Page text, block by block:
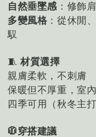
自然垂墜感 ：修飾
多變風格：從休閒
馭
🧵 材質選擇
親膚柔軟，不刺膚
保暖但不厚重，室
四季可用（秋冬主
🧥穿搭建議